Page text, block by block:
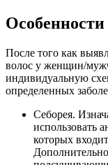
После того как
волос у женщин/
индивидуальную
определенных
Себорея.
использовать
которых